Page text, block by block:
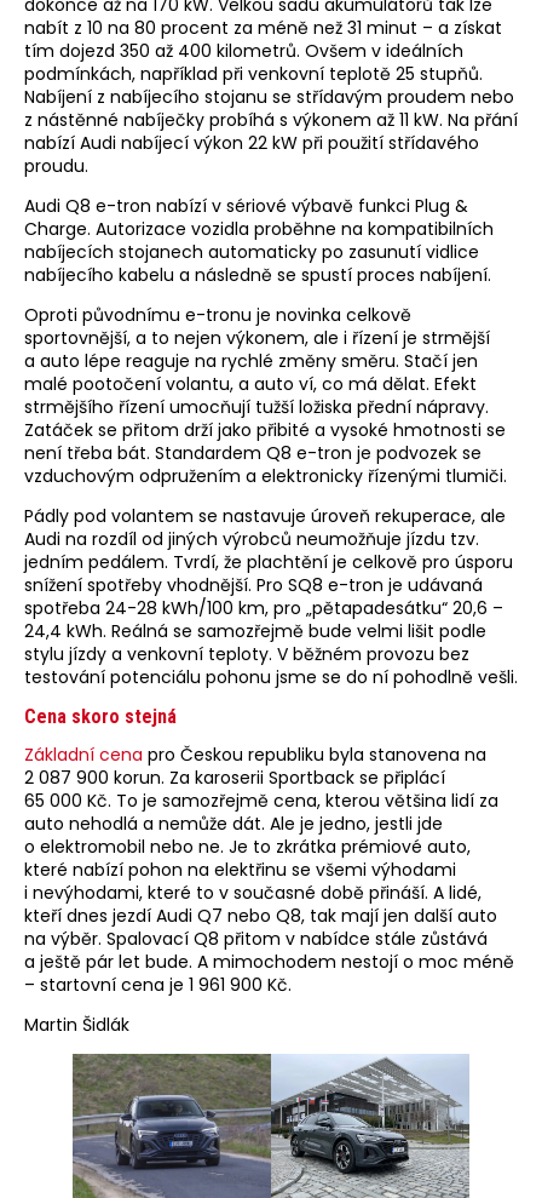
dokonce až na 170 kW. Velkou sadu akumulátorů tak lze
nabít z 10 na 80 procent za méně než 31 minut – a získat
tím dojezd 350 až 400 kilometrů. Ovšem v ideálních
podmínkách, například při venkovní teplotě 25 stupňů.
Nabíjení z nabíjecího stojanu se střídavým proudem nebo
z nástěnné nabíječky probíhá s výkonem až 11 kW. Na přání
nabízí Audi nabíjecí výkon 22 kW při použití střídavého
proudu.
Audi Q8 e-tron nabízí v sériové výbavě funkci Plug &
Charge. Autorizace vozidla proběhne na kompatibilních
nabíjecích stojanech automaticky po zasunutí vidlice
nabíjecího kabelu a následně se spustí proces nabíjení.
Oproti původnímu e-tronu je novinka celkově
sportovnější, a to nejen výkonem, ale i řízení je strmější
a auto lépe reaguje na rychlé změny směru. Stačí jen
malé pootočení volantu, a auto ví, co má dělat. Efekt
strmějšího řízení umocňují tužší ložiska přední nápravy.
Zatáček se přitom drží jako přibité a vysoké hmotnosti se
není třeba bát. Standardem Q8 e-tron je podvozek se
vzduchovým odpružením a elektronicky řízenými tlumiči.
Pádly pod volantem se nastavuje úroveň rekuperace, ale
Audi na rozdíl od jiných výrobců neumožňuje jízdu tzv.
jedním pedálem. Tvrdí, že plachtění je celkově pro úsporu
snížení spotřeby vhodnější. Pro SQ8 e-tron je udávaná
spotřeba 24-28 kWh/100 km, pro „pětapadesátku“ 20,6 –
24,4 kWh. Reálná se samozřejmě bude velmi lišit podle
stylu jízdy a venkovní teploty. V běžném provozu bez
testování potenciálu pohonu jsme se do ní pohodlně vešli.
Cena skoro stejná
Základní cena pro Českou republiku byla stanovena na
2 087 900 korun. Za karoserii Sportback se připlácí
65 000 Kč. To je samozřejmě cena, kterou většina lidí za
auto nehodlá a nemůže dát. Ale je jedno, jestli jde
o elektromobil nebo ne. Je to zkrátka prémiové auto,
které nabízí pohon na elektřinu se všemi výhodami
i nevýhodami, které to v současné době přináší. A lidé,
kteří dnes jezdí Audi Q7 nebo Q8, tak mají jen další auto
na výběr. Spalovací Q8 přitom v nabídce stále zůstává
a ještě pár let bude. A mimochodem nestojí o moc méně
– startovní cena je 1 961 900 Kč.
Martin Šidlák